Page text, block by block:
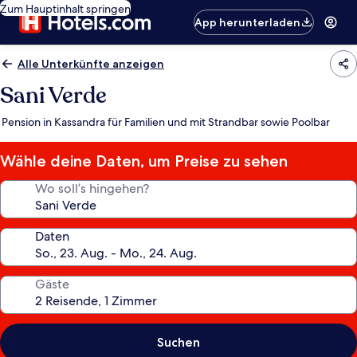
Zum Hauptinhalt springen
App herunterladen
Alle Unterkünfte anzeigen
Sani Verde
Pension in Kassandra für Familien und mit Strandbar sowie Poolbar
Wähle deine Daten, um Preise zu sehen
Wo soll’s hingehen?
Daten
Gäste
Suchen